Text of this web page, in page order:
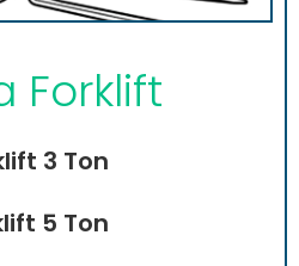
Forklift
3 Ton
5 Ton